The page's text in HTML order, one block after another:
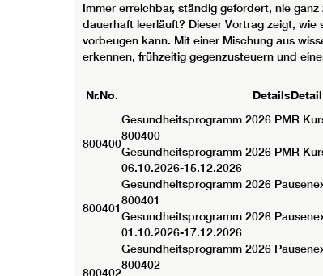
Immer erreichbar, ständig gefordert, nie
dauerhaft leerläuft? Dieser Vortrag zeigt,
vorbeugen kann. Mit einer Mischung aus
erkennen, frühzeitig gegenzusteuern und
Nr.No. DetailsDetail
800400
Gesundheitsprogramm 2026 PMR
800400
Gesundheitsprogramm 2026 PMR
06.10.2026-15.12.2026
800401
Gesundheitsprogramm 2026
800401
Gesundheitsprogramm 2026
01.10.2026-17.12.2026
800402
Gesundheitsprogramm 2026
800402